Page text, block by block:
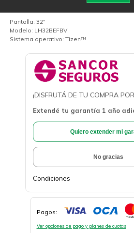
Pantalla: 32"
Modelo: LH32BEFBV
Sistema operativo: Tizen™
¡DISFRUTÁ DE TU COMPRA
Extendé tu garantía 1 año
Quiero extender mi
No gracias
Condiciones
Pagos:
Ver opciones de pago y planes de cuotas